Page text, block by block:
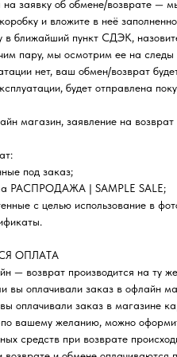
на заявку об обмене/возврате
и вложите в неё
в ближайший пункт СДЭК,
пару, мы осмотрим ее на
нет, ваш обмен/возврат
будет отправлена
магазин, заявление на
под заказ;
РАСПРОДАЖА | SAMPLE SALE;
с целью использование в
ОПЛАТА
— возврат производится на ту
вы оплачивали заказ в офлайн
оплачивали заказ в магазине
вашему желанию, можно
средств при возврате